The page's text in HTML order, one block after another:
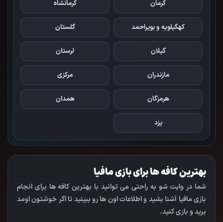
کرمان کرمانشاه
کهگیلویه و بویراحمد گلستان
گیلان لرستان
مازندران مرکزی
هرمزگان همدان
یزد
بهترین کافه ها برای بازی مافیا
شما در وایت شو به راحتی می توانید با بهترین کافه ها برای انجام
بازی مافیا آشنا بشید و اطلاعات اون ها رو ببینید تا اگر خوشتون اومد
برید و بازی کنید.